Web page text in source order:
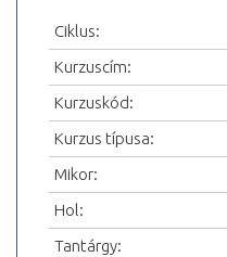
Ciklus:
Kurzuscím:
Kurzuskód:
Kurzus típusa:
Mikor:
Hol:
Tantárgy: